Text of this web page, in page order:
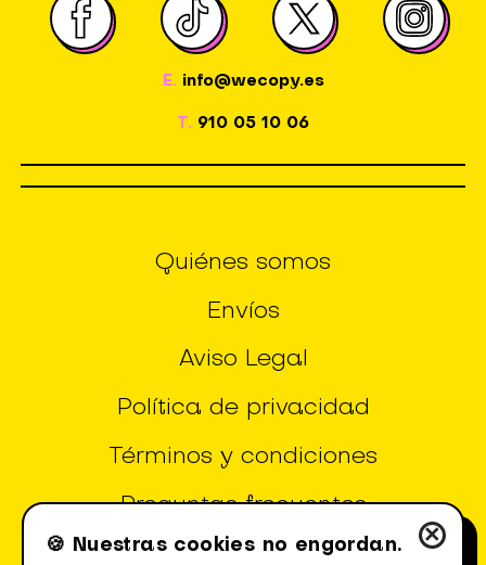
E. info@wecopy.es
T. 910 05 10 06
Quiénes somos
Envíos
Aviso Legal
Política de privacidad
Términos y condiciones
Preguntas frecuentes
Configuración de Cookies
×
🍪 Nuestras cookies no engordan.